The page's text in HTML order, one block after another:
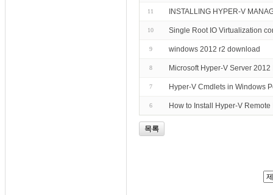
11 INSTALLING HYPER-V
10 Single Root IO Virtualization
9 windows 2012 r2 download
8 Microsoft Hyper-V Server
7 Hyper-V Cmdlets in Windows
6 How to Install Hyper-V
목록